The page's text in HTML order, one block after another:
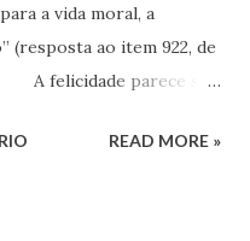
a vida moral, a
(resposta ao item 922, de
felicidade parece ser
de cada criatura,
READ MORE »